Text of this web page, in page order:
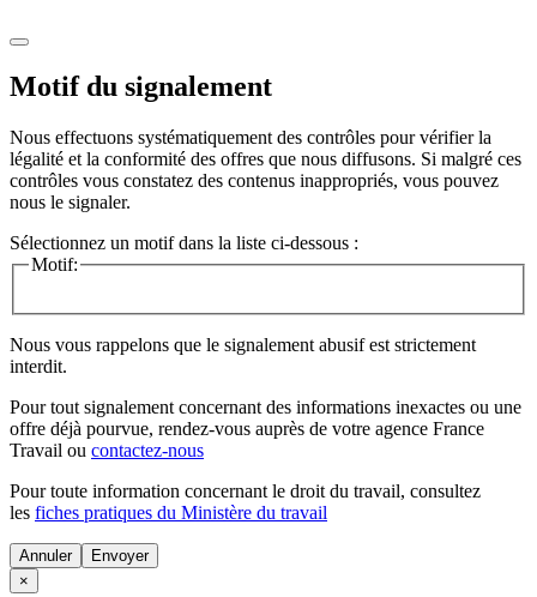
Motif du signalement
Nous effectuons systématiquement des contrôles pour vérifier la
légalité et la conformité des offres que nous diffusons. Si malgré ces
contrôles vous constatez des contenus inappropriés, vous pouvez
nous le signaler.
Sélectionnez un motif dans la liste ci-dessous :
Motif:
Nous vous rappelons que le signalement abusif est strictement
interdit.
Pour tout signalement concernant des informations inexactes ou une
offre déjà pourvue, rendez-vous auprès de votre agence France
Travail ou contactez-nous
Pour toute information concernant le droit du travail, consultez
les fiches pratiques du Ministère du travail
Annuler
×